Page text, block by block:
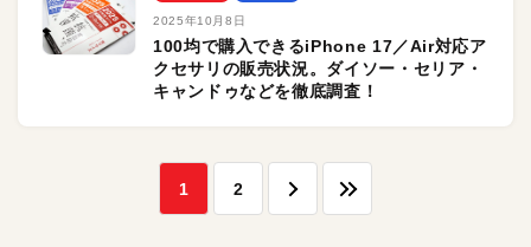
2025年10月8日
100均で購入できるiPhone 17／Air対応ア
クセサリの販売状況。ダイソー・セリア・
キャンドゥなどを徹底調査！
1 2